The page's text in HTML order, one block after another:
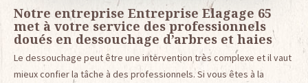
Notre entreprise Entreprise Elagage 65
met à votre service des professionnels
doués en dessouchage d’arbres et haies
Le dessouchage peut être une intervention très complexe et il vaut
mieux confier la tâche à des professionnels. Si vous êtes à la